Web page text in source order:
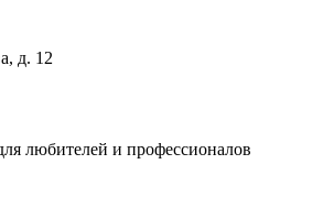
д. 12
любителей и профессионалов